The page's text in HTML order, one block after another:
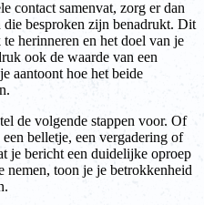
contact samenvat, zorg er dan
besproken zijn benadrukt. Dit
herinneren en het doel van je
ook de waarde van een
aantoont hoe het beide
de volgende stappen voor. Of
belletje, een vergadering of
je bericht een duidelijke oproep
toon je je betrokkenheid